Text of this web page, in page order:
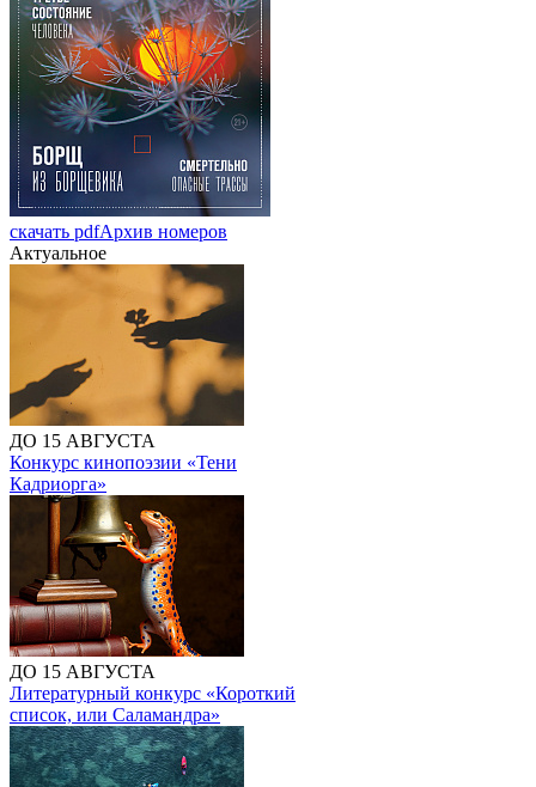
скачать pdfАрхив номеров
Актуальное
ДО 15 АВГУСТА
Конкурс кинопоэзии «Тени
Кадриорга»
ДО 15 АВГУСТА
Литературный конкурс «Короткий
список, или Саламандра»